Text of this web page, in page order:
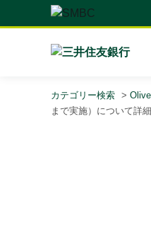
カテゴリー検索 > Olive
まで実施）について詳